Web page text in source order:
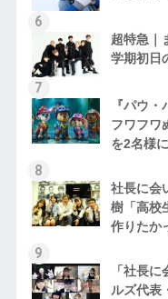
超特急｜
学期初日
『パウ
フワフワ
を2名様
社長に会
樹「高校
作りたか
「社長
ルズ代表